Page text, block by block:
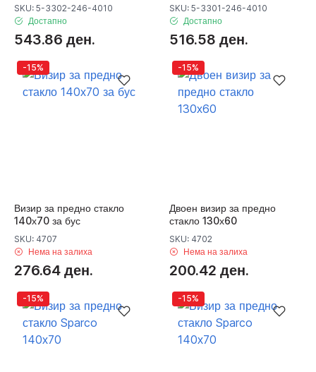
SKU: 5-3302-246-4010
Достапно
543.86 ден.
SKU: 5-3301-246-4010
Достапно
516.58 ден.
-15%
Визир за предно стакло
140х70 за бус
SKU: 4707
Нема на залиха
276.64 ден.
-15%
Двоен визир за предно
стакло 130х60
SKU: 4702
Нема на залиха
200.42 ден.
-15% -15%